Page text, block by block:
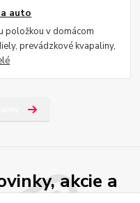
auto
položkou v domácom
prevádzkové kvapaliny,
akcie a